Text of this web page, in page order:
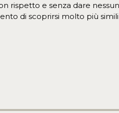
rispetto e senza dare
di scoprirsi molto più